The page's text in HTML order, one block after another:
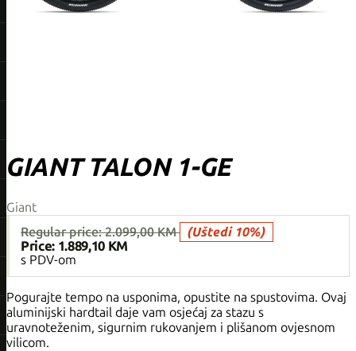
GIANT TALON 1-GE
Giant
Regular price:2.099,00 KM (Uštedi 10%)
Price: 1.889,10 KM
s PDV-om
Pogurajte tempo na usponima, opustite na spustovima. Ovaj
aluminijski hardtail daje vam osjećaj za stazu s
uravnoteženim, sigurnim rukovanjem i plišanom ovjesnom
vilicom.